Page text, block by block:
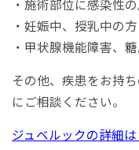
・施術部位に感染性
・妊娠中、授乳中の方
・甲状腺機能障害、
その他、疾患をお持
にご相談ください。
ジュベルックの詳細は